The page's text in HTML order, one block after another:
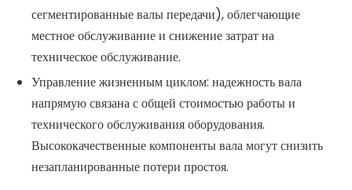
сегментированные валы передачи), облегчающие
местное обслуживание и снижение затрат на
техническое обслуживание.
Управление жизненным циклом: надежность вала
напрямую связана с общей стоимостью работы и
технического обслуживания оборудования.
Высококачественные компоненты вала могут снизить
незапланированные потери простоя.